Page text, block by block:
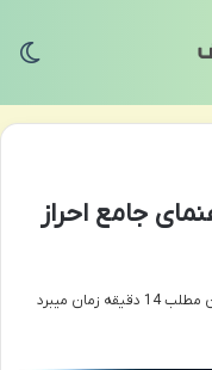
جامع احراز
زمان میبرد